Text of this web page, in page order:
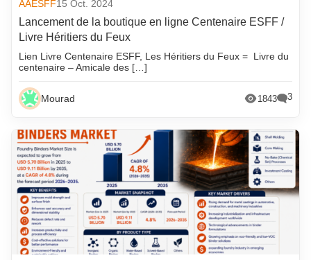
AAESFF15 Oct. 2024
Lancement de la boutique en ligne Centenaire ESFF /
Livre Héritiers du Feux
Lien Livre Centenaire ESFF, Les Héritiers du Feux = Livre du
centenaire – Amicale des […]
Mourad 1843 3